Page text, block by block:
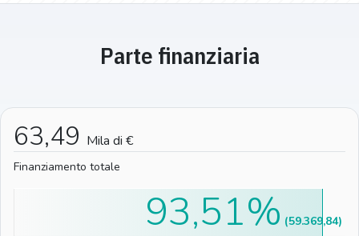
Parte finanziaria
63,49 Mila di €
Finanziamento totale
93,51% (59.369,84)